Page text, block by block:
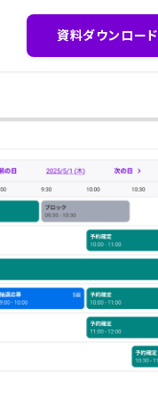
資料ダウンロード